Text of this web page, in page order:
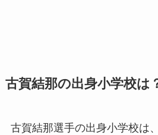
古賀結那の出身小学校は
古賀結那選手の出身小学校は